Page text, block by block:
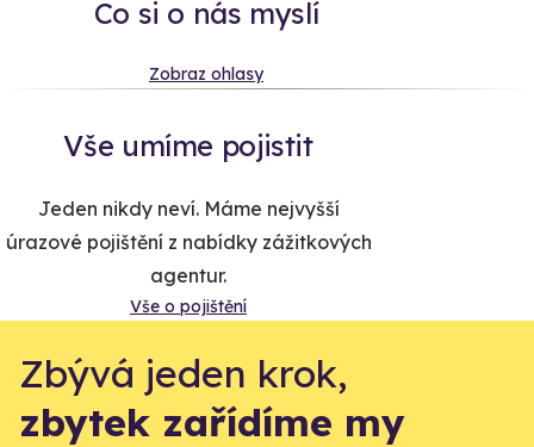
Co si o nás myslí
Zobraz ohlasy
Vše umíme pojistit
Jeden nikdy neví. Máme nejvyšší
úrazové pojištění z nabídky zážitkových
agentur.
Vše o pojištění
Zbývá jeden krok,
zbytek zařídíme my